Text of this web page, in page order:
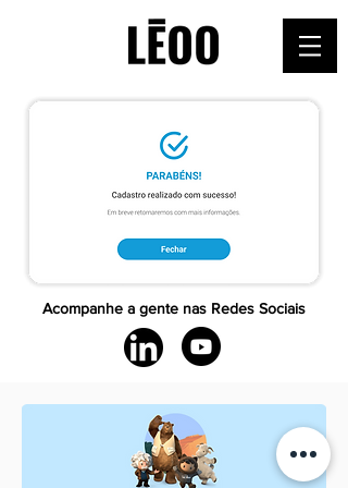
Acompanhe a gente nas Redes Sociais